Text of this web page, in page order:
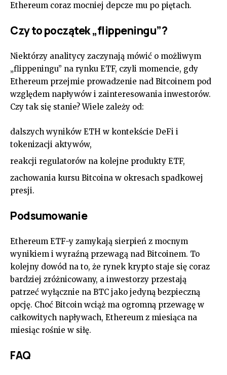
Ethereum coraz mocniej depcze mu po piętach.
Czy to początek „flippeningu”?
Niektórzy analitycy zaczynają mówić o możliwym
„flippeningu” na rynku ETF, czyli momencie, gdy
Ethereum przejmie prowadzenie nad Bitcoinem pod
względem napływów i zainteresowania inwestorów.
Czy tak się stanie? Wiele zależy od:
dalszych wyników ETH w kontekście DeFi i
tokenizacji aktywów,
reakcji regulatorów na kolejne produkty ETF,
zachowania kursu Bitcoina w okresach spadkowej
presji.
Podsumowanie
Ethereum ETF-y zamykają sierpień z mocnym
wynikiem i wyraźną przewagą nad Bitcoinem. To
kolejny dowód na to, że rynek krypto staje się coraz
bardziej zróżnicowany, a inwestorzy przestają
patrzeć wyłącznie na BTC jako jedyną bezpieczną
opcję. Choć Bitcoin wciąż ma ogromną przewagę w
całkowitych napływach, Ethereum z miesiąca na
miesiąc rośnie w siłę.
FAQ